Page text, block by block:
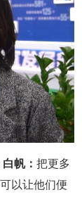
白帆：把更多
以让他们便